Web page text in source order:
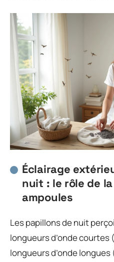
Éclairage
nuit : le rôle de
ampoules
Les papillons de nuit
longueurs d’onde
longueurs d’onde